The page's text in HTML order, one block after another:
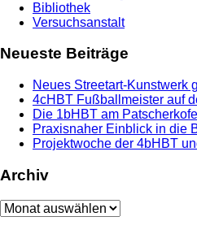
Bibliothek
Versuchsanstalt
Neueste Beiträge
Neues Streetart-Kunstwerk
4cHBT Fußballmeister auf
Die 1bHBT am Patscherkofel
Praxisnaher Einblick in die
Projektwoche der 4bHBT
Archiv
Archiv